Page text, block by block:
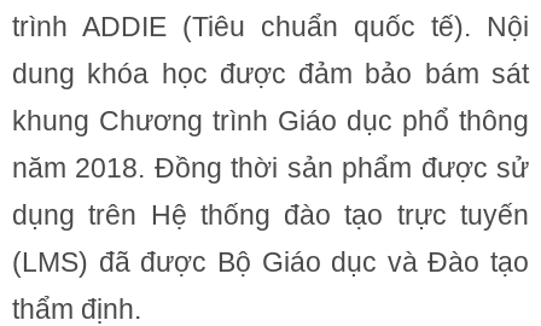
trình ADDIE (Tiêu chuẩn quốc tế). Nội
dung khóa học được đảm bảo bám sát
khung Chương trình Giáo dục phổ thông
năm 2018. Đồng thời sản phẩm được sử
dụng trên Hệ thống đào tạo trực tuyến
(LMS) đã được Bộ Giáo dục và Đào tạo
thẩm định.